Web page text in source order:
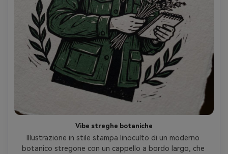
Vibe streghe botaniche
Illustrazione in stile stampa linoculto di un moderno
botanico stregone con un cappello a bordo largo, che